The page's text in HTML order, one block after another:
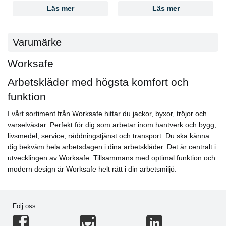
Läs mer Läs mer
Varumärke
Worksafe
Arbetskläder med högsta komfort och
funktion
I vårt sortiment från Worksafe hittar du jackor, byxor, tröjor och
varselvästar. Perfekt för dig som arbetar inom hantverk och bygg,
livsmedel, service, räddningstjänst och transport. Du ska känna
dig bekväm hela arbetsdagen i dina arbetskläder. Det är centralt i
utvecklingen av Worksafe. Tillsammans med optimal funktion och
modern design är Worksafe helt rätt i din arbetsmiljö.
Följ oss